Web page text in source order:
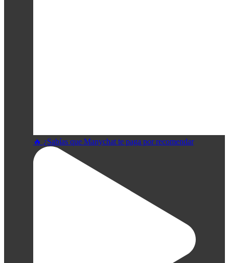
🔥 ¿Sabías que Manychat te paga por recomendar